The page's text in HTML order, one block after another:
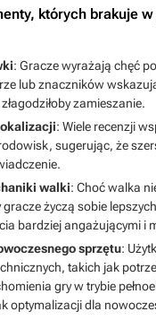
rzeczą w czwórce. Dodano
z oglądaniem krótkiej
przemocy. Walczymy z
mumiami,
dwoma pojazdami
skupia się na przygodzie i
eksploracji na nowy
sposób rozgrywki. Po raz
poziomów, aby
gier akcji TPP jak Soul
cofania się do
zagadek w TR IV, ale z
to ogromne środowisko
Chociaż
bazującego na
to cofanie się i
rozwiązanie nie zawsze
graczy przy okazji
których brakuje w
: Gracze wyrażają chęć
lub znaczników
zamieszanie.
: Wiele recenzji
sugerując, że
walki: Choć walka
życzą sobie
bardziej angażującymi i
sprzętu:
takich jak
gry w trybie
optymalizacji dla